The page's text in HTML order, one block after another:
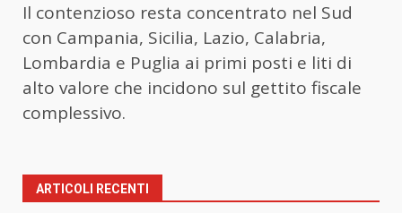
Il contenzioso resta concentrato nel Sud
con Campania, Sicilia, Lazio, Calabria,
Lombardia e Puglia ai primi posti e liti di
alto valore che incidono sul gettito fiscale
complessivo.
ARTICOLI RECENTI